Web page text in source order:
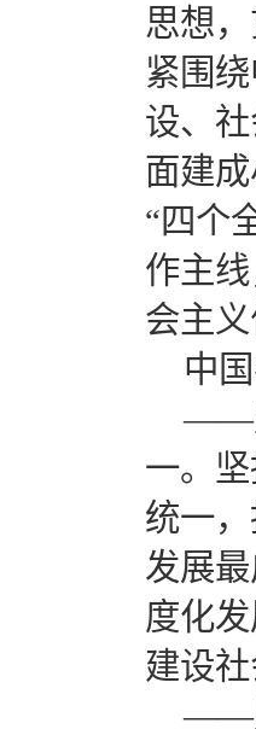
思想
紧围
设、
面建
“四个
作主
会主
中
——
一。
统一
发展
度化
建设
——